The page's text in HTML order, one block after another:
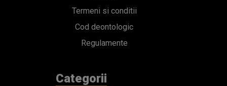
Termeni si conditii
Cod deontologic
Regulamente
Categorii